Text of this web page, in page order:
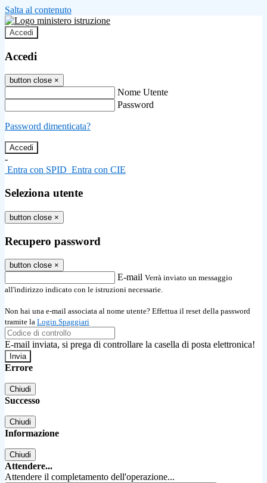
Salta al contenuto
Accedi
Accedi
button close ×
Nome Utente
Password
Password dimenticata?
-
Entra con SPID Entra con CIE
Seleziona utente
button close ×
Recupero password
button close ×
E-mail Verrà inviato un messaggio
all'indirizzo indicato con le istruzioni necessarie.
Non hai una e-mail associata al nome utente? Effettua il reset della password
tramite la Login Spaggiari
E-mail inviata, si prega di controllare la casella di posta elettronica!
Errore
Chiudi
Successo
Chiudi
Informazione
Chiudi
Attendere...
Attendere il completamento dell'operazione...